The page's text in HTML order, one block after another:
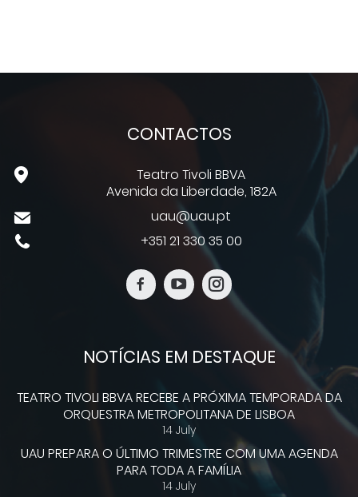
CONTACTOS
Teatro Tivoli BBVA
Avenida da Liberdade, 182A
uau@uau.pt
+351 21 330 35 00
NOTÍCIAS EM DESTAQUE
TEATRO TIVOLI BBVA RECEBE A PRÓXIMA TEMPORADA DA
ORQUESTRA METROPOLITANA DE LISBOA
14 July
UAU PREPARA O ÚLTIMO TRIMESTRE COM UMA AGENDA
PARA TODA A FAMÍLIA
14 July